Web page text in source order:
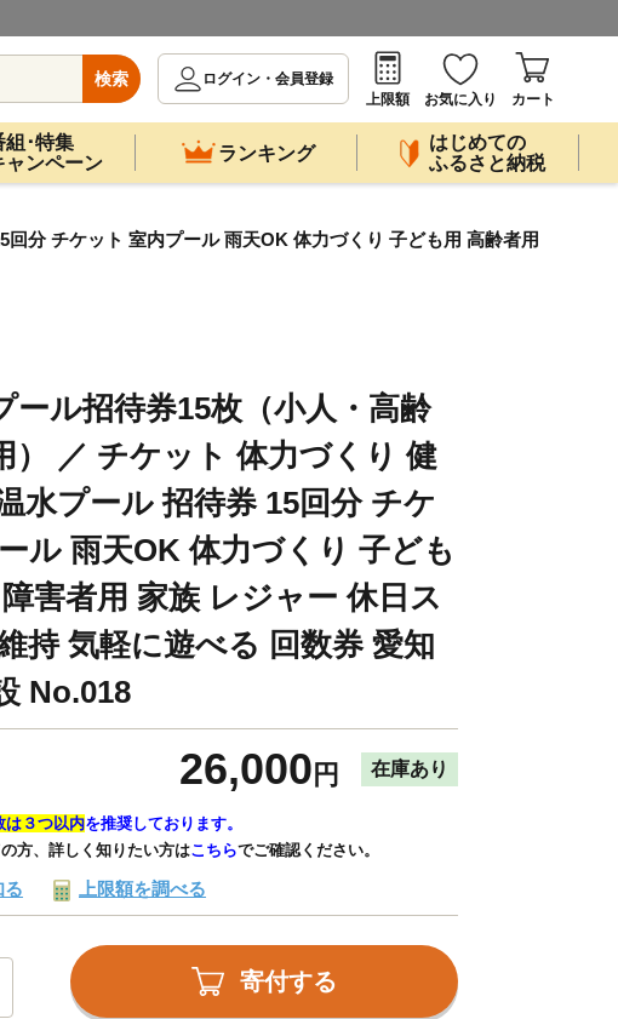
検索
ログイン・会員登録
上限額
お気に入り カート
組･特集
ャンペーン
ランキング
はじめての
ふるさと納税
分 チケット 室内プール 雨天OK 体力づくり 子ども用 高齢者用
ール招待券15枚（小人・高齢
） ／ チケット 体力づくり 健
水プール 招待券 15回分 チケ
ル 雨天OK 体力づくり 子ども
害者用 家族 レジャー 休日ス
持 気軽に遊べる 回数券 愛知
No.018
26,000 円 在庫あり
は３つ以内を推奨しております。
方、詳しく知りたい方はこちらでご確認ください。
る 上限額を調べる
寄付する